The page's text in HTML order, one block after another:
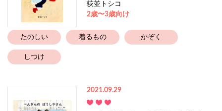
荻並トシコ
2歳〜3歳向け
たのしい 着るもの かぞく
しつけ
2021.09.29